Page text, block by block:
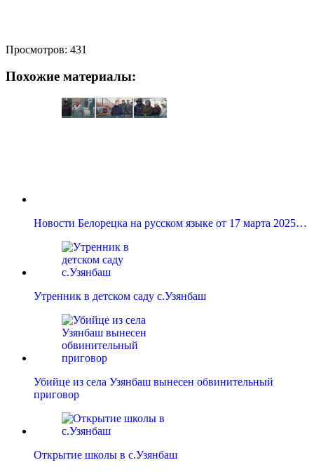
Просмотров: 431
Похожие материалы:
Новости Белорецка на русском языке от 17 марта 2025…
Утренник в детском саду с.Узянбаш
Убийце из села Узянбаш вынесен обвинительный
приговор
Открытие школы в с.Узянбаш